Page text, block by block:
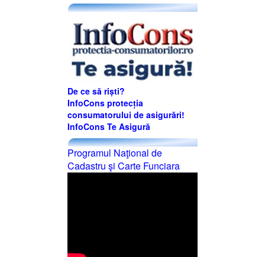
De ce să riști?
InfoCons protecția
consumatorului de asigurări!
InfoCons Te Asigură
Programul Naţional de
Cadastru şi Carte Funciara